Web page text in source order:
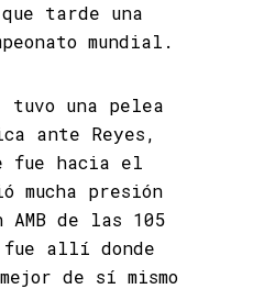
que tarde una
mundial.
tuvo una pelea
ante Reyes,
fue hacia el
mucha presión
AMB de las 105
allí donde
de sí mismo